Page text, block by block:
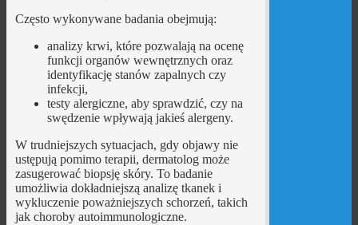
Często wykonywane badania obejmują:
analizy krwi, które pozwalają na ocenę
funkcji organów wewnętrznych oraz
identyfikację stanów zapalnych czy
infekcji,
testy alergiczne, aby sprawdzić, czy na
swędzenie wpływają jakieś alergeny.
W trudniejszych sytuacjach, gdy objawy nie
ustępują pomimo terapii, dermatolog może
zasugerować biopsję skóry. To badanie
umożliwia dokładniejszą analizę tkanek i
wykluczenie poważniejszych schorzeń, takich
jak choroby autoimmunologiczne.